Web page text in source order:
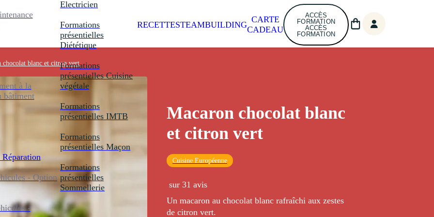
à la
bâtiment
- Option
-
Electricien
Formations
présentielles
Diététique
Formations
présentielles Cuisine
végétale
Formations
présentielles IMTB
Formations
présentielles Maçon
Formations
présentielles
Sommellerie
RECETTESTEAMBUILDING
CARTE
CADEAU
ACCÈS
FORMATION
ACCÈS
FORMATION
chocolat blanc et citron vert
Macaron chocolat blanc
et citron vert
Cuisine Européenne
sur 31 avis
Un macaron au chocolat blanc rafraîchi aux zestes
de citron vert.